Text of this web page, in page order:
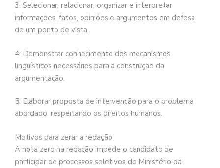
3: Selecionar, relacionar, organizar e interpretar
informações, fatos, opiniões e argumentos em defesa
de um ponto de vista.
4: Demonstrar conhecimento dos mecanismos
linguísticos necessários para a construção da
argumentação.
5: Elaborar proposta de intervenção para o problema
abordado, respeitando os direitos humanos.
Motivos para zerar a redação
A nota zero na redação impede o candidato de
participar de processos seletivos do Ministério da